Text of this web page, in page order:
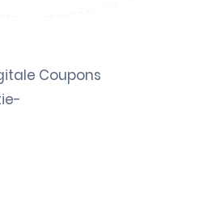
Coupons